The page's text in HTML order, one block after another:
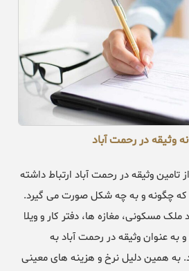
وثیقه در رحمت آباد
تامین وثیقه در رحمت آباد ارتباط داشته
چگونه و به چه شکل صورت می گیرد.
مسکونی، مغازه ها، دفتر کار و ویلا
و به عنوان وثیقه در رحمت آباد به
به همین دلیل نرخ و هزینه های معینی